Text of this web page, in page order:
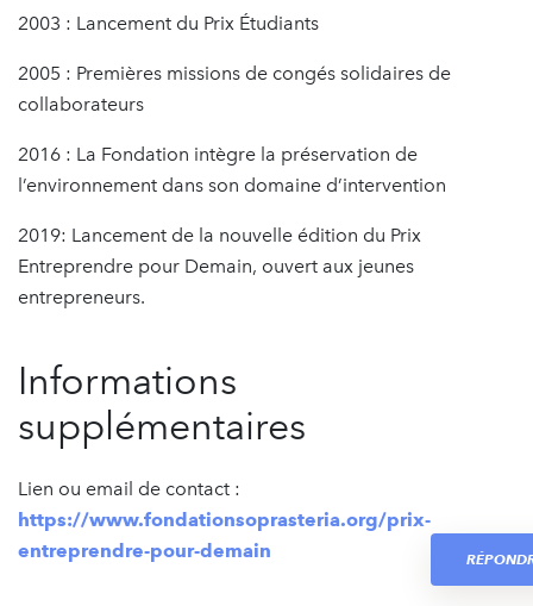
2003 : Lancement du Prix Étudiants
2005 : Premières missions de congés solidaires de
collaborateurs
2016 : La Fondation intègre la préservation de
l’environnement dans son domaine d’intervention
2019: Lancement de la nouvelle édition du Prix
Entreprendre pour Demain, ouvert aux jeunes
entrepreneurs.
Informations
supplémentaires
Lien ou email de contact :
https://www.fondationsoprasteria.org/prix-
entreprendre-pour-demain